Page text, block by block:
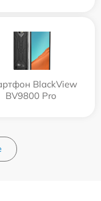
BlackView
BV9800 Pro